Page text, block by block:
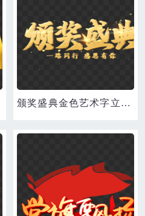
颁奖盛典金色艺术字立体设计